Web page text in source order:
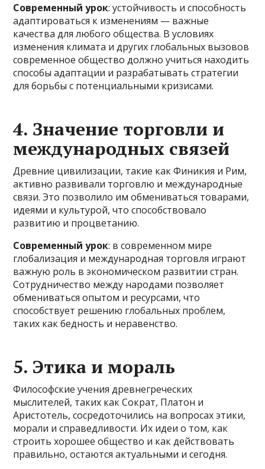
Современный урок: устойчивость и способность
адаптироваться к изменениям — важные
качества для любого общества. В условиях
изменения климата и других глобальных вызовов
современное общество должно учиться находить
способы адаптации и разрабатывать стратегии
для борьбы с потенциальными кризисами.
4. Значение торговли и
международных связей
Древние цивилизации, такие как Финикия и Рим,
активно развивали торговлю и международные
связи. Это позволило им обмениваться товарами,
идеями и культурой, что способствовало
развитию и процветанию.
Современный урок: в современном мире
глобализация и международная торговля играют
важную роль в экономическом развитии стран.
Сотрудничество между народами позволяет
обмениваться опытом и ресурсами, что
способствует решению глобальных проблем,
таких как бедность и неравенство.
5. Этика и мораль
Философские учения древнегреческих
мыслителей, таких как Сократ, Платон и
Аристотель, сосредоточились на вопросах этики,
морали и справедливости. Их идеи о том, как
строить хорошее общество и как действовать
правильно, остаются актуальными и сегодня.